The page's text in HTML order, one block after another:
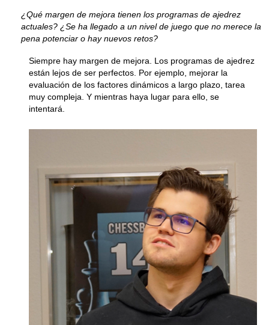
¿Qué margen de mejora tienen los programas de ajedrez
actuales? ¿Se ha llegado a un nivel de juego que no merece la
pena potenciar o hay nuevos retos?
Siempre hay margen de mejora. Los programas de ajedrez
están lejos de ser perfectos. Por ejemplo, mejorar la
evaluación de los factores dinámicos a largo plazo, tarea
muy compleja. Y mientras haya lugar para ello, se
intentará.